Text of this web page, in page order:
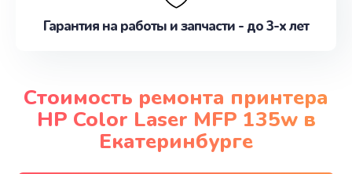
Гарантия на работы и запчасти - до 3-х лет
Стоимость ремонта принтера
HP Color Laser MFP 135w в
Екатеринбурге